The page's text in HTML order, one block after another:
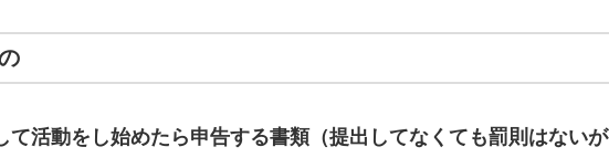
活動をし始めたら申告する書類（提出してなくても罰則はないが